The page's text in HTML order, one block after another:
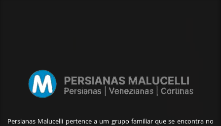
Persianas Malucelli pertence a um grupo familiar que se encontra no